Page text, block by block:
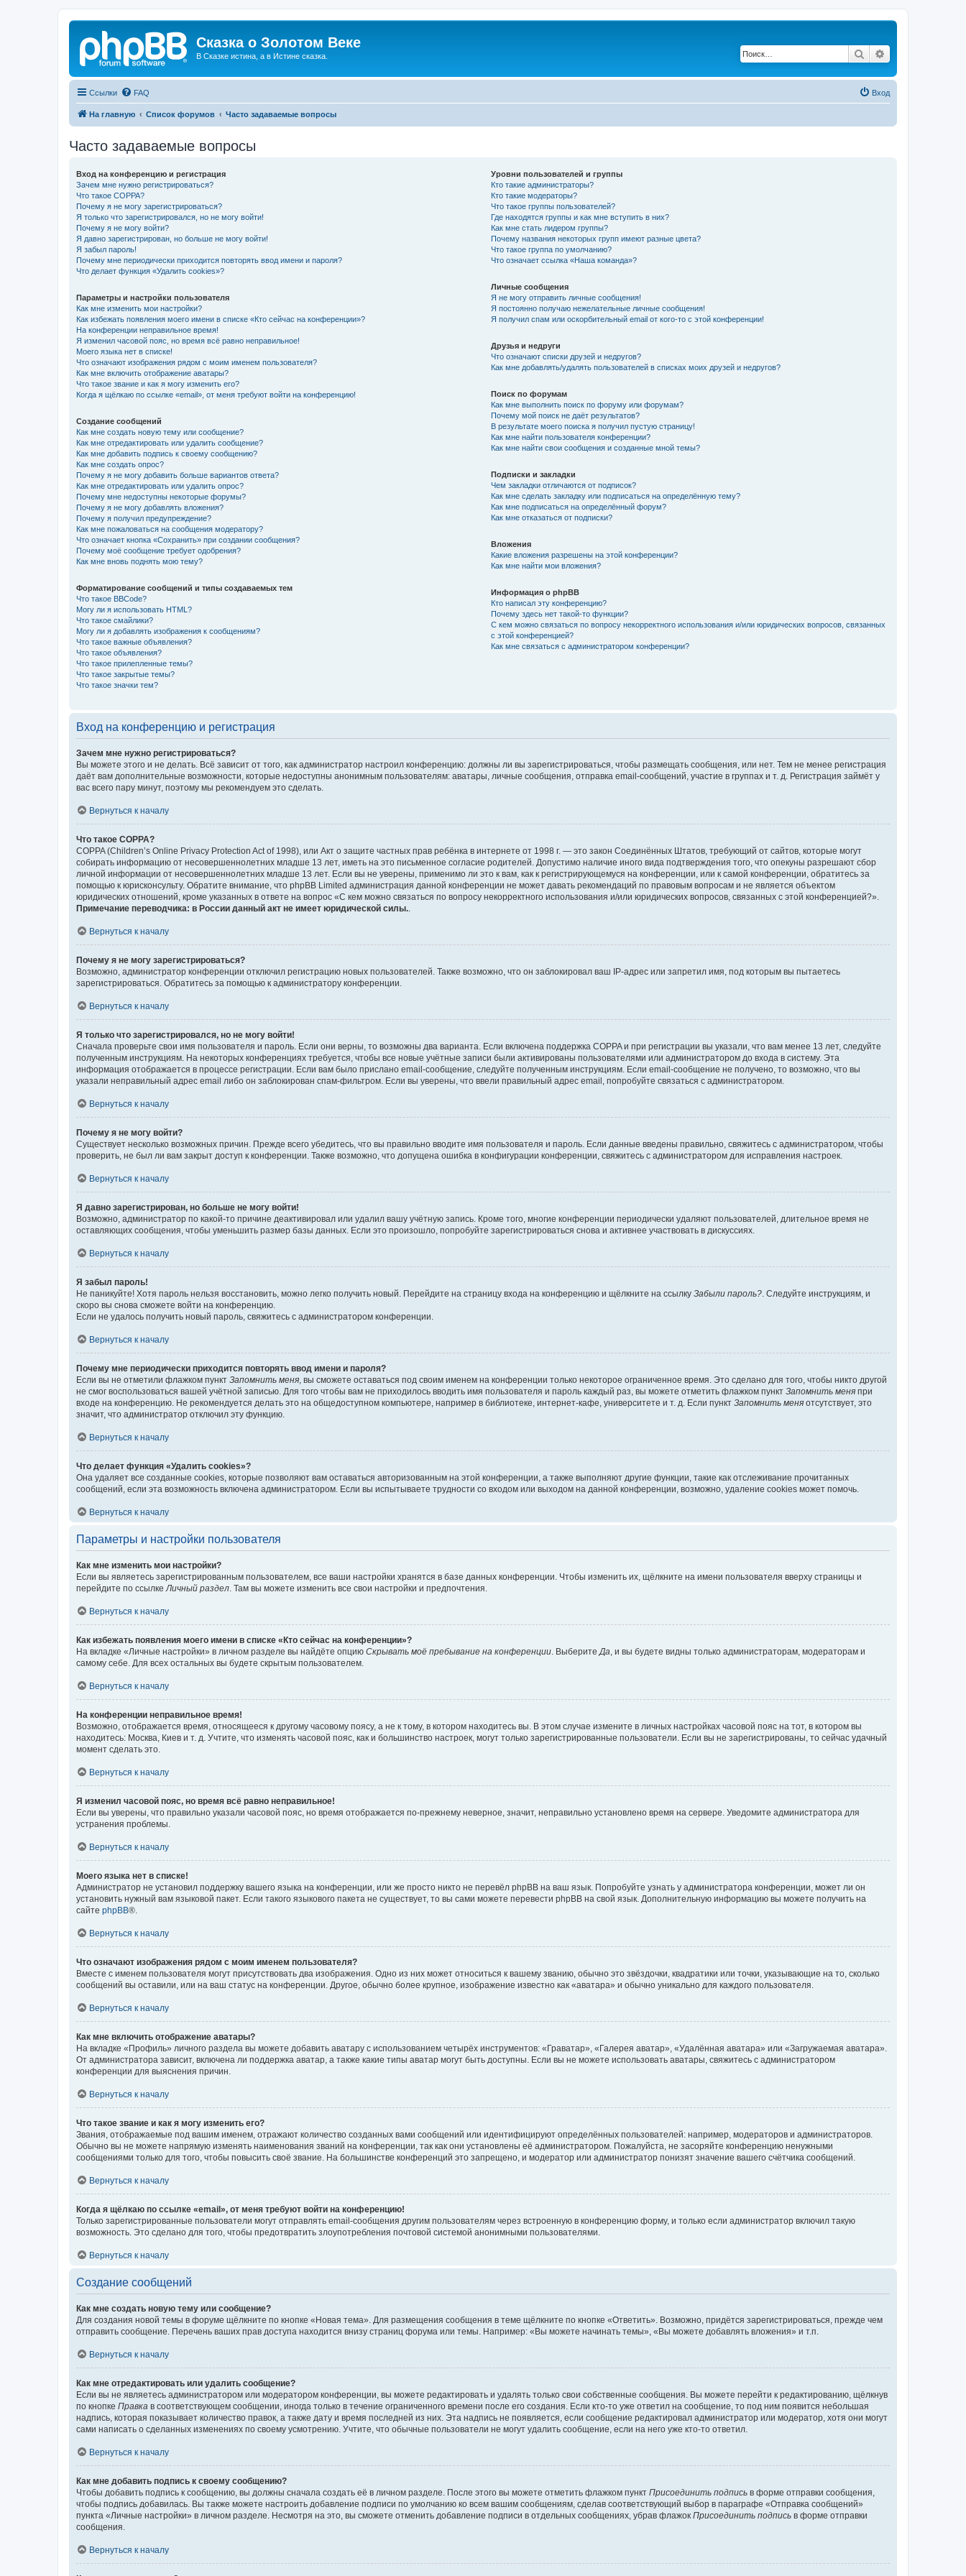
Сказка о Золотом Веке
В Сказке истина, а в Истине сказка. Поиск
Ссылки FAQ Вход
На главную Список форумов Часто задаваемые вопросы
Часто задаваемые вопросы
Вход на конференцию и регистрация
Зачем мне нужно регистрироваться?
Что такое COPPA?
Почему я не могу зарегистрироваться?
Я только что зарегистрировался, но не могу войти!
Почему я не могу войти?
Я давно зарегистрирован, но больше не могу войти!
Я забыл пароль!
Почему мне периодически приходится повторять ввод имени и пароля?
Что делает функция «Удалить cookies»?
Параметры и настройки пользователя
Как мне изменить мои настройки?
Как избежать появления моего имени в списке «Кто сейчас на конференции»?
На конференции неправильное время!
Я изменил часовой пояс, но время всё равно неправильное!
Моего языка нет в списке!
Что означают изображения рядом с моим именем пользователя?
Как мне включить отображение аватары?
Что такое звание и как я могу изменить его?
Когда я щёлкаю по ссылке «email», от меня требуют войти на конференцию!
Создание сообщений
Как мне создать новую тему или сообщение?
Как мне отредактировать или удалить сообщение?
Как мне добавить подпись к своему сообщению?
Как мне создать опрос?
Почему я не могу добавить больше вариантов ответа?
Как мне отредактировать или удалить опрос?
Почему мне недоступны некоторые форумы?
Почему я не могу добавлять вложения?
Почему я получил предупреждение?
Как мне пожаловаться на сообщения модератору?
Что означает кнопка «Сохранить» при создании сообщения?
Почему моё сообщение требует одобрения?
Как мне вновь поднять мою тему?
Форматирование сообщений и типы создаваемых тем
Что такое BBCode?
Могу ли я использовать HTML?
Что такое смайлики?
Могу ли я добавлять изображения к сообщениям?
Что такое важные объявления?
Что такое объявления?
Что такое прилепленные темы?
Что такое закрытые темы?
Что такое значки тем?
Уровни пользователей и группы
Кто такие администраторы?
Кто такие модераторы?
Что такое группы пользователей?
Где находятся группы и как мне вступить в них?
Как мне стать лидером группы?
Почему названия некоторых групп имеют разные цвета?
Что такое группа по умолчанию?
Что означает ссылка «Наша команда»?
Личные сообщения
Я не могу отправить личные сообщения!
Я постоянно получаю нежелательные личные сообщения!
Я получил спам или оскорбительный email от кого-то с этой конференции!
Друзья и недруги
Что означают списки друзей и недругов?
Как мне добавлять/удалять пользователей в списках моих друзей и недругов?
Поиск по форумам
Как мне выполнить поиск по форуму или форумам?
Почему мой поиск не даёт результатов?
В результате моего поиска я получил пустую страницу!
Как мне найти пользователя конференции?
Как мне найти свои сообщения и созданные мной темы?
Подписки и закладки
Чем закладки отличаются от подписок?
Как мне сделать закладку или подписаться на определённую тему?
Как мне подписаться на определённый форум?
Как мне отказаться от подписки?
Вложения
Какие вложения разрешены на этой конференции?
Как мне найти мои вложения?
Информация о phpBB
Кто написал эту конференцию?
Почему здесь нет такой-то функции?
С кем можно связаться по вопросу некорректного использования и/или юридических вопросов, связанных
с этой конференцией?
Как мне связаться с администратором конференции?
Вход на конференцию и регистрация
Зачем мне нужно регистрироваться?
Вы можете этого и не делать. Всё зависит от того, как администратор настроил конференцию: должны ли вы зарегистрироваться, чтобы размещать сообщения, или нет. Тем не менее регистрация
даёт вам дополнительные возможности, которые недоступны анонимным пользователям: аватары, личные сообщения, отправка email-сообщений, участие в группах и т. д. Регистрация займёт у
вас всего пару минут, поэтому мы рекомендуем это сделать.
Вернуться к началу
Что такое COPPA?
COPPA (Children’s Online Privacy Protection Act of 1998), или Акт о защите частных прав ребёнка в интернете от 1998 г. — это закон Соединённых Штатов, требующий от сайтов, которые могут
собирать информацию от несовершеннолетних младше 13 лет, иметь на это письменное согласие родителей. Допустимо наличие иного вида подтверждения того, что опекуны разрешают сбор
личной информации от несовершеннолетних младше 13 лет. Если вы не уверены, применимо ли это к вам, как к регистрирующемуся на конференции, или к самой конференции, обратитесь за
помощью к юрисконсульту. Обратите внимание, что phpBB Limited администрация данной конференции не может давать рекомендаций по правовым вопросам и не является объектом
юридических отношений, кроме указанных в ответе на вопрос «С кем можно связаться по вопросу некорректного использования и/или юридических вопросов, связанных с этой конференцией?».
Примечание переводчика: в России данный акт не имеет юридической силы.
Вернуться к началу
Почему я не могу зарегистрироваться?
Возможно, администратор конференции отключил регистрацию новых пользователей. Также возможно, что он заблокировал ваш IP-адрес или запретил имя, под которым вы пытаетесь
зарегистрироваться. Обратитесь за помощью к администратору конференции.
Вернуться к началу
Я только что зарегистрировался, но не могу войти!
Сначала проверьте свои имя пользователя и пароль. Если они верны, то возможны два варианта. Если включена поддержка COPPA и при регистрации вы указали, что вам менее 13 лет, следуйте
полученным инструкциям. На некоторых конференциях требуется, чтобы все новые учётные записи были активированы пользователями или администратором до входа в систему. Эта
информация отображается в процессе регистрации. Если вам было прислано email-сообщение, следуйте полученным инструкциям. Если email-сообщение не получено, то возможно, что вы
указали неправильный адрес email либо он заблокирован спам-фильтром. Если вы уверены, что ввели правильный адрес email, попробуйте связаться с администратором.
Вернуться к началу
Почему я не могу войти?
Существует несколько возможных причин. Прежде всего убедитесь, что вы правильно вводите имя пользователя и пароль. Если данные введены правильно, свяжитесь с администратором, чтобы
проверить, не был ли вам закрыт доступ к конференции. Также возможно, что допущена ошибка в конфигурации конференции, свяжитесь с администратором для исправления настроек.
Вернуться к началу
Я давно зарегистрирован, но больше не могу войти!
Возможно, администратор по какой-то причине деактивировал или удалил вашу учётную запись. Кроме того, многие конференции периодически удаляют пользователей, длительное время не
оставляющих сообщения, чтобы уменьшить размер базы данных. Если это произошло, попробуйте зарегистрироваться снова и активнее участвовать в дискуссиях.
Вернуться к началу
Я забыл пароль!
Не паникуйте! Хотя пароль нельзя восстановить, можно легко получить новый. Перейдите на страницу входа на конференцию и щёлкните на ссылку Забыли пароль? . Следуйте инструкциям, и
скоро вы снова сможете войти на конференцию.
Если не удалось получить новый пароль, свяжитесь с администратором конференции.
Вернуться к началу
Почему мне периодически приходится повторять ввод имени и пароля?
Если вы не отметили флажком пункт Запомнить меня , вы сможете оставаться под своим именем на конференции только некоторое ограниченное время. Это сделано для того, чтобы никто другой
не смог воспользоваться вашей учётной записью. Для того чтобы вам не приходилось вводить имя пользователя и пароль каждый раз, вы можете отметить флажком пункт Запомнить меня при
входе на конференцию. Не рекомендуется делать это на общедоступном компьютере, например в библиотеке, интернет-кафе, университете и т. д. Если пункт Запомнить меня отсутствует, это
значит, что администратор отключил эту функцию.
Вернуться к началу
Что делает функция «Удалить cookies»?
Она удаляет все созданные cookies, которые позволяют вам оставаться авторизованным на этой конференции, а также выполняют другие функции, такие как отслеживание прочитанных
сообщений, если эта возможность включена администратором. Если вы испытываете трудности со входом или выходом на данной конференции, возможно, удаление cookies может помочь.
Вернуться к началу
Параметры и настройки пользователя
Как мне изменить мои настройки?
Если вы являетесь зарегистрированным пользователем, все ваши настройки хранятся в базе данных конференции. Чтобы изменить их, щёлкните на имени пользователя вверху страницы и
перейдите по ссылке Личный раздел . Там вы можете изменить все свои настройки и предпочтения.
Вернуться к началу
Как избежать появления моего имени в списке «Кто сейчас на конференции»?
На вкладке «Личные настройки» в личном разделе вы найдёте опцию Скрывать моё пребывание на конференции . Выберите Да , и вы будете видны только администраторам, модераторам и
самому себе. Для всех остальных вы будете скрытым пользователем.
Вернуться к началу
На конференции неправильное время!
Возможно, отображается время, относящееся к другому часовому поясу, а не к тому, в котором находитесь вы. В этом случае измените в личных настройках часовой пояс на тот, в котором вы
находитесь: Москва, Киев и т. д. Учтите, что изменять часовой пояс, как и большинство настроек, могут только зарегистрированные пользователи. Если вы не зарегистрированы, то сейчас удачный
момент сделать это.
Вернуться к началу
Я изменил часовой пояс, но время всё равно неправильное!
Если вы уверены, что правильно указали часовой пояс, но время отображается по-прежнему неверное, значит, неправильно установлено время на сервере. Уведомите администратора для
устранения проблемы.
Вернуться к началу
Моего языка нет в списке!
Администратор не установил поддержку вашего языка на конференции, или же просто никто не перевёл phpBB на ваш язык. Попробуйте узнать у администратора конференции, может ли он
установить нужный вам языковой пакет. Если такого языкового пакета не существует, то вы сами можете перевести phpBB на свой язык. Дополнительную информацию вы можете получить на
сайте phpBB®.
Вернуться к началу
Что означают изображения рядом с моим именем пользователя?
Вместе с именем пользователя могут присутствовать два изображения. Одно из них может относиться к вашему званию, обычно это звёздочки, квадратики или точки, указывающие на то, сколько
сообщений вы оставили, или на ваш статус на конференции. Другое, обычно более крупное, изображение известно как «аватара» и обычно уникально для каждого пользователя.
Вернуться к началу
Как мне включить отображение аватары?
На вкладке «Профиль» личного раздела вы можете добавить аватару с использованием четырёх инструментов: «Граватар», «Галерея аватар», «Удалённая аватара» или «Загружаемая аватара».
От администратора зависит, включена ли поддержка аватар, а также какие типы аватар могут быть доступны. Если вы не можете использовать аватары, свяжитесь с администратором
конференции для выяснения причин.
Вернуться к началу
Что такое звание и как я могу изменить его?
Звания, отображаемые под вашим именем, отражают количество созданных вами сообщений или идентифицируют определённых пользователей: например, модераторов и администраторов.
Обычно вы не можете напрямую изменять наименования званий на конференции, так как они установлены её администратором. Пожалуйста, не засоряйте конференцию ненужными
сообщениями только для того, чтобы повысить своё звание. На большинстве конференций это запрещено, и модератор или администратор понизят значение вашего счётчика сообщений.
Вернуться к началу
Когда я щёлкаю по ссылке «email», от меня требуют войти на конференцию!
Только зарегистрированные пользователи могут отправлять email-сообщения другим пользователям через встроенную в конференцию форму, и только если администратор включил такую
возможность. Это сделано для того, чтобы предотвратить злоупотребления почтовой системой анонимными пользователями.
Вернуться к началу
Создание сообщений
Как мне создать новую тему или сообщение?
Для создания новой темы в форуме щёлкните по кнопке «Новая тема». Для размещения сообщения в теме щёлкните по кнопке «Ответить». Возможно, придётся зарегистрироваться, прежде чем
отправить сообщение. Перечень ваших прав доступа находится внизу страниц форума или темы. Например: «Вы можете начинать темы», «Вы можете добавлять вложения» и т.п.
Вернуться к началу
Как мне отредактировать или удалить сообщение?
Если вы не являетесь администратором или модератором конференции, вы можете редактировать и удалять только свои собственные сообщения. Вы можете перейти к редактированию, щёлкнув
по кнопке Правка в соответствующем сообщении, иногда только в течение ограниченного времени после его создания. Если кто-то уже ответил на сообщение, то под ним появится небольшая
надпись, которая показывает количество правок, а также дату и время последней из них. Эта надпись не появляется, если сообщение редактировал администратор или модератор, хотя они могут
сами написать о сделанных изменениях по своему усмотрению. Учтите, что обычные пользователи не могут удалить сообщение, если на него уже кто-то ответил.
Вернуться к началу
Как мне добавить подпись к своему сообщению?
Чтобы добавить подпись к сообщению, вы должны сначала создать её в личном разделе. После этого вы можете отметить флажком пункт Присоединить подпись в форме отправки сообщения,
чтобы подпись добавилась. Вы также можете настроить добавление подписи по умолчанию ко всем вашим сообщениям, сделав соответствующий выбор в параграфе «Отправка сообщений»
пункта «Личные настройки» в личном разделе. Несмотря на это, вы сможете отменить добавление подписи в отдельных сообщениях, убрав флажок Присоединить подпись в форме отправки
сообщения.
Вернуться к началу